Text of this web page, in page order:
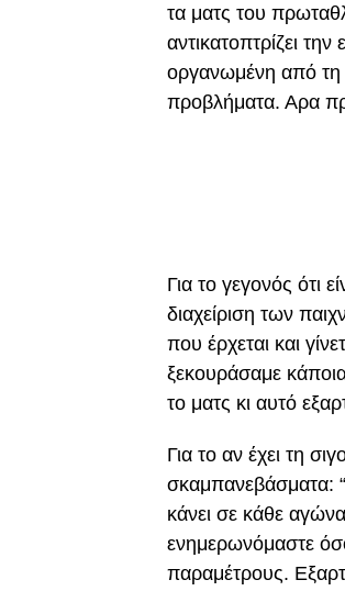
τα ματς του
αντικατοπτρίζει
οργανωμένη από τη
προβλήματα. Αρα
Για το γεγονός ότι
διαχείριση των
που έρχεται και
ξεκουράσαμε
το ματς κι αυτό
Για το αν έχει τη
σκαμπανεβάσματα:
κάνει σε κάθε
ενημερωνόμαστε
παραμέτρους.